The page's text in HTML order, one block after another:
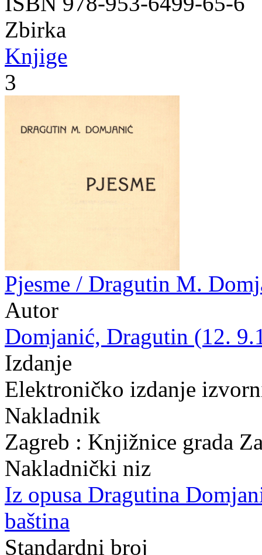
Zbirka
Knjige
3
Pjesme / Dragutin M.
Autor
Domjanić, Dragutin (12.
Izdanje
Elektroničko izdanje
Nakladnik
Zagreb : Knjižnice grada
Nakladnički niz
Iz opusa Dragutina
baština
Standardni broj